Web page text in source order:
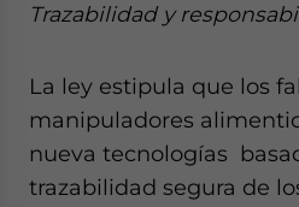
Trazabilidad y
La ley estipula que los
manipuladores
nueva tecnologías
trazabilidad segura de